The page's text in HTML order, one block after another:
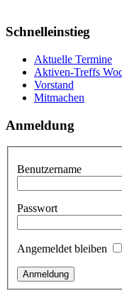
Schnelleinstieg
Aktuelle Termine
Aktiven-Treffs
Vorstand
Mitmachen
Anmeldung
Benutzername
Passwort
Angemeldet bleiben